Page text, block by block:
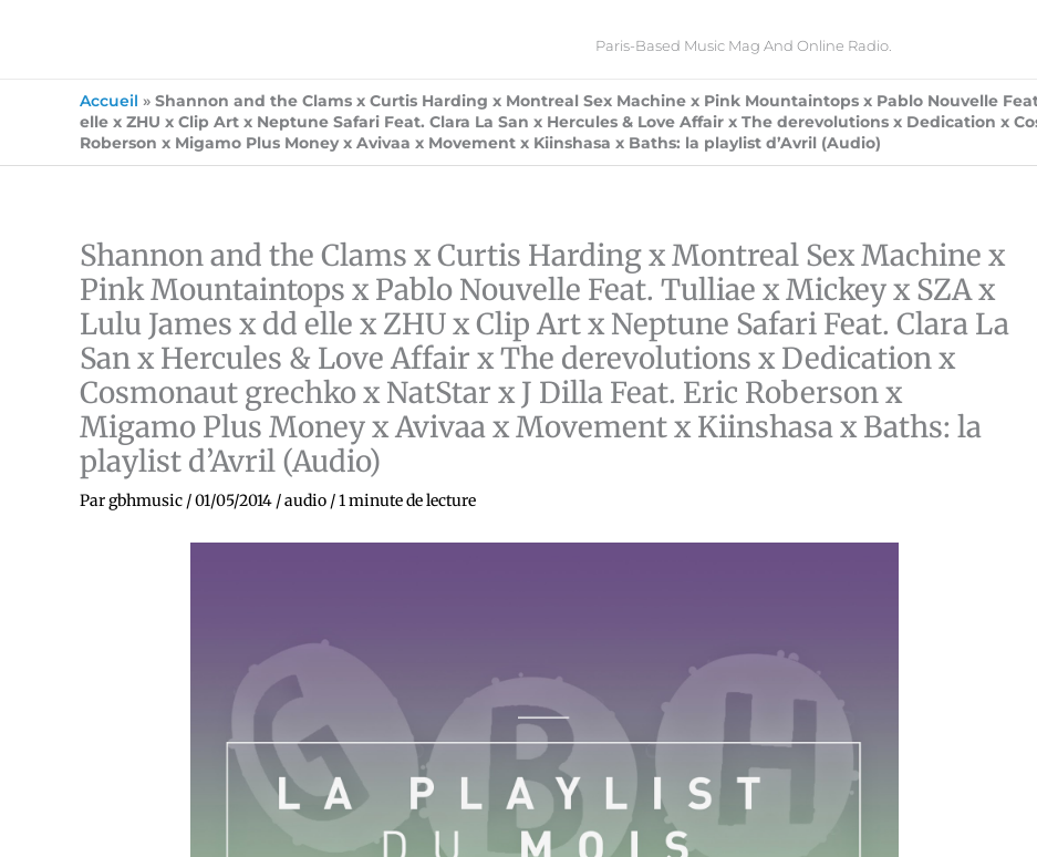
Paris-Based Music Mag And Online Radio.
Accueil » Shannon and the Clams x Curtis Harding x Montreal Sex Machine x Pink Mountaintops x Pablo Nouvelle
elle x ZHU x Clip Art x Neptune Safari Feat. Clara La San x Hercules & Love Affair x The derevolutions x Dedication x
Roberson x Migamo Plus Money x Avivaa x Movement x Kiinshasa x Baths: la playlist d’Avril (Audio)
Shannon and the Clams x Curtis Harding x Montreal Sex Machine x
Pink Mountaintops x Pablo Nouvelle Feat. Tulliae x Mickey x SZA x
Lulu James x dd elle x ZHU x Clip Art x Neptune Safari Feat. Clara La
San x Hercules & Love Affair x The derevolutions x Dedication x
Cosmonaut grechko x NatStar x J Dilla Feat. Eric Roberson x
Migamo Plus Money x Avivaa x Movement x Kiinshasa x Baths: la
playlist d’Avril (Audio)
Pargbhmusic /01/05/2014 /audio /1 minute de lecture